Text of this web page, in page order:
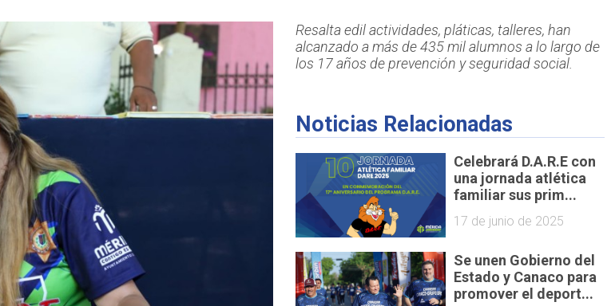
Resalta edil actividades, pláticas, talleres, han
alcanzado a más de 435 mil alumnos a lo largo de
los 17 años de prevención y seguridad social.
Noticias Relacionadas
Celebrará D.A.R.E con
una jornada atlética
familiar sus prim...
17 de junio de 2025
Se unen Gobierno del
Estado y Canaco para
promover el deport...